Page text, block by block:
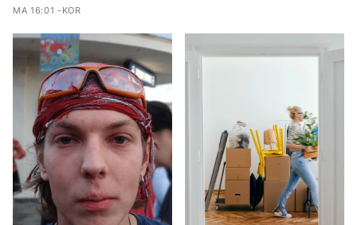
MA 16:01 -KOR